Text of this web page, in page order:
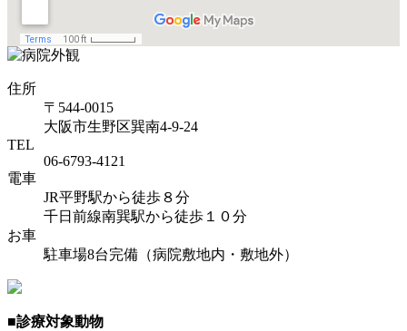
住所
〒544-0015
大阪市生野区巽南4-9-24
TEL
06-6793-4121
電車
JR平野駅から徒歩８分
千日前線南巽駅から徒歩１０分
お車
駐車場8台完備（病院敷地内・敷地外）
■診療対象動物